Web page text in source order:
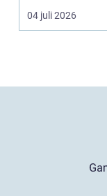
både mer h...
04 juli 2026